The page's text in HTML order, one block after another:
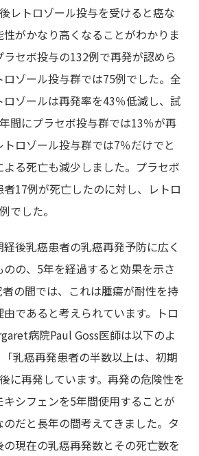
レトロゾール投与を受けると癌な
がかなり高くなることがわかりま
セボ投与の132例で再発が認めら
ゾール投与群では75例でした。全
ゾールは再発率を43％低減し、試
間にプラセボ投与群では13％が再
ロゾール投与群では7％だけでと
る死亡も減少しました。プラセボ
17例が死亡したのに対し、レトロ
でした。
後乳癌患者の乳癌再発予防に広く
の、5年を経過すると効果を示さ
の間では、これは腫瘍が耐性を持
であると考えられています。トロ
病院Paul Goss医師は以下のよ
乳癌再発患者の半数以上は、初期
に再発しています。再発の危険性を
シフェンを5年間使用することが
だと長年の間考えてきました。タ
現在の乳癌再発数とその死亡数を